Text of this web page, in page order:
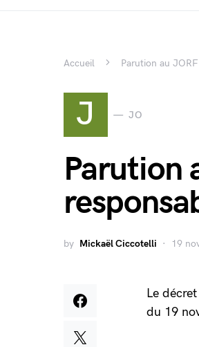
Accueil Parution au
J JO
Parution
by Mickaël Ciccotelli 19
Le
du 19